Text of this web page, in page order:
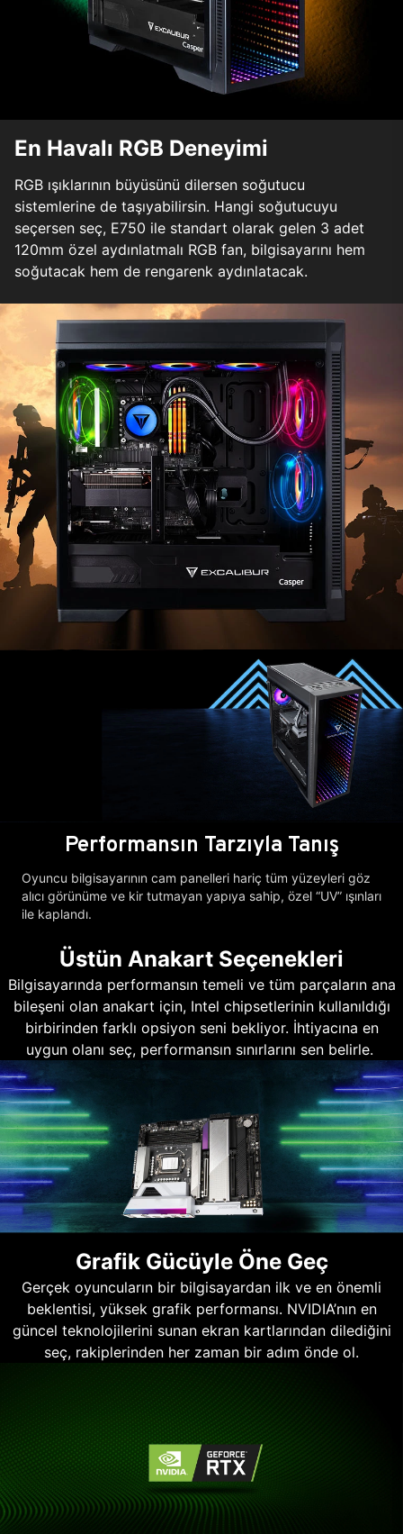
En Havalı RGB Deneyimi
RGB ışıklarının büyüsünü dilersen soğutucu
sistemlerine de taşıyabilirsin. Hangi soğutucuyu
seçersen seç, E750 ile standart olarak gelen 3 adet
120mm özel aydınlatmalı RGB fan, bilgisayarını hem
soğutacak hem de rengarenk aydınlatacak.
Performansın Tarzıyla Tanış
Oyuncu bilgisayarının cam panelleri hariç tüm yüzeyleri göz
alıcı görünüme ve kir tutmayan yapıya sahip, özel “UV” ışınları
ile kaplandı.
Üstün Anakart Seçenekleri
Bilgisayarında performansın temeli ve tüm parçaların ana
bileşeni olan anakart için, Intel chipsetlerinin kullanıldığı
birbirinden farklı opsiyon seni bekliyor. İhtiyacına en
uygun olanı seç, performansın sınırlarını sen belirle.
Grafik Gücüyle Öne Geç
Gerçek oyuncuların bir bilgisayardan ilk ve en önemli
beklentisi, yüksek grafik performansı. NVIDIA’nın en
güncel teknolojilerini sunan ekran kartlarından dilediğini
seç, rakiplerinden her zaman bir adım önde ol.